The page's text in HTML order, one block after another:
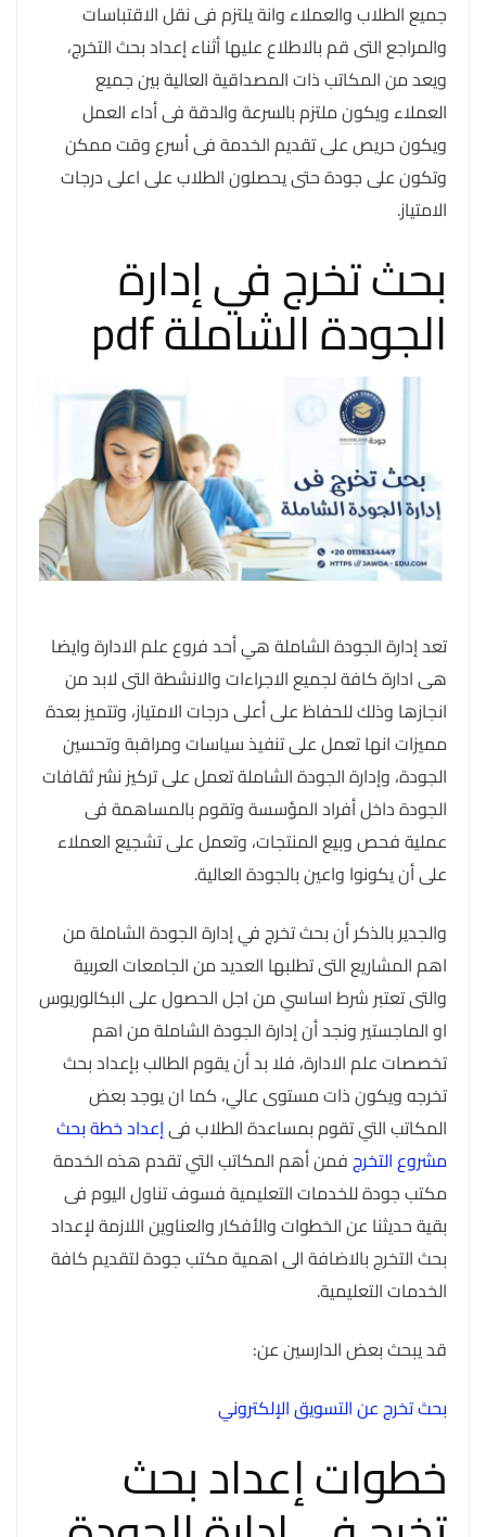
جميع الطلاب والعملاء وانة يلتزم فى نقل الاقتباسات
والمراجع التى قم بالاطلاع عليها أثناء إعداد بحث التخرج،
ويعد من المكاتب ذات المصداقية العالية بين جميع
العملاء ويكون ملتزم بالسرعة والدقة فى أداء العمل
ويكون حريص على تقديم الخدمة فى أسرع وقت ممكن
وتكون على جودة حتى يحصلون الطلاب على اعلى درجات
الامتياز.
بحث تخرج في إدارة
الجودة الشاملة pdf
تعد إدارة الجودة الشاملة هي أحد فروع علم الادارة وايضا
هى ادارة كافة لجميع الاجراءات والانشطة التى لابد من
انجازها وذلك للحفاظ على أعلى درجات الامتياز، وتتميز بعدة
مميزات انها تعمل على تنفيذ سياسات ومراقبة وتحسين
الجودة، وإدارة الجودة الشاملة تعمل على تركيز نشر ثقافات
الجودة داخل أفراد المؤسسة وتقوم بالمساهمة فى
عملية فحص وبيع المنتجات، وتعمل على تشجيع العملاء
على أن يكونوا واعين بالجودة العالية.
والجدير بالذكر أن بحث تخرج في إدارة الجودة الشاملة من
اهم المشاريع التى تطلبها العديد من الجامعات العربية
والتى تعتبر شرط اساسي من اجل الحصول على البكالوريوس
او الماجستير ونجد أن إدارة الجودة الشاملة من اهم
تخصصات علم الادارة، فلا بد أن يقوم الطالب بإعداد بحث
تخرجه ويكون ذات مستوى عالي، كما ان يوجد بعض
المكاتب التي تقوم بمساعدة الطلاب فىإعداد خطة بحث
مشروع التخرجفمن أهم المكاتب التي تقدم هذه الخدمة
مكتب جودة للخدمات التعليمية فسوف تناول اليوم فى
بقية حديثنا عن الخطوات والأفكار والعناوين اللازمة لإعداد
بحث التخرج بالاضافة الى اهمية مكتب جودة لتقديم كافة
الخدمات التعليمية.
قد يبحث بعض الدارسين عن:
بحث تخرج عن التسويق الإلكتروني
خطوات إعداد بحث